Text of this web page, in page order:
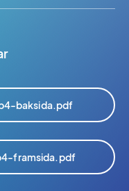
baksida.pdf
framsida.pdf